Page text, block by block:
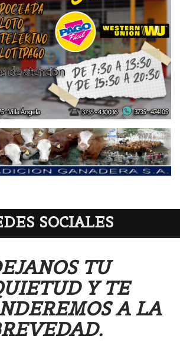
SOCIALES
TU
Y TE
A LA